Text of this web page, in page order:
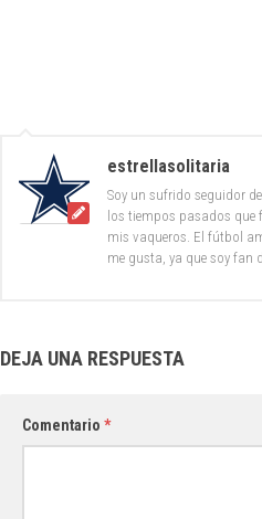
estrellasolitaria
Soy un sufrido seguidor
los tiempos pasados que
mis vaqueros. El fútbol
me gusta, ya que soy fan
DEJA UNA RESPUESTA
Comentario *